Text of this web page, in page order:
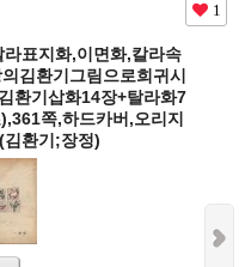
1
표지화,이면화,칼라속
김환기그림으로희귀시
환기삽화14장+탈라화7
쪽,하드카버,오리지
김환기;장정)